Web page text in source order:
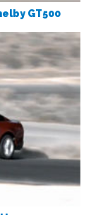
GT500